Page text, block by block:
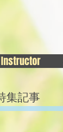
Instructor
集記事